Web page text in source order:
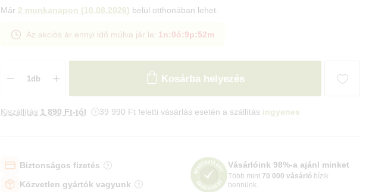
Már 2 munkanapon (10.08.2026) belül otthonában lehet.
Az akciós ár ennyi idő múlva jár le: 1n:0ó:9p:51m
Kosárba helyezés
Kiszállítás 1 890 Ft-tól 39 990 Ft feletti vásárlás esetén a szállítás ingyenes
Biztonságos fizetés
Közvetlen gyártók vagyunk
Vásárlóink 98%-a ajánl minket
Több mint 70 000 vásárló bízik
bennünk.